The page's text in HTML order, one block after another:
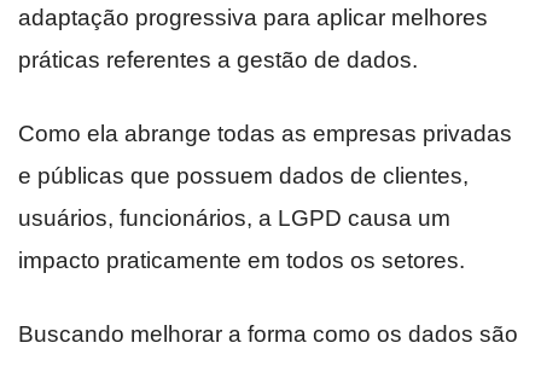
adaptação progressiva para aplicar melhores
práticas referentes a gestão de dados.
Como ela abrange todas as empresas privadas
e públicas que possuem dados de clientes,
usuários, funcionários, a LGPD causa um
impacto praticamente em todos os setores.
Buscando melhorar a forma como os dados são